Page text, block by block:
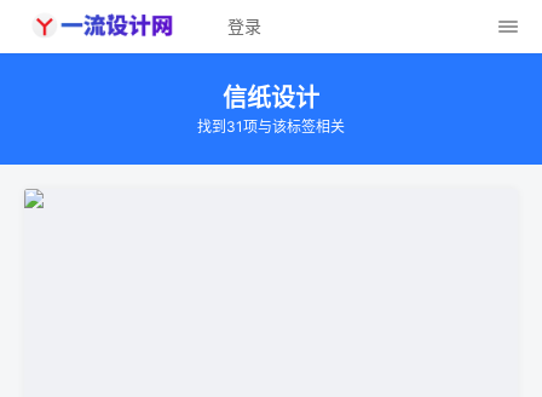
登录
信纸设计
找到31项与该标签相关